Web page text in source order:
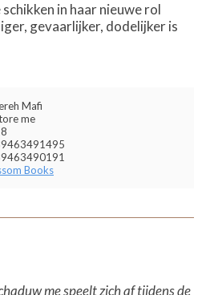
in haar nieuwe rol
gevaarlijker, dodelijker is
Mafi
me
Books
me speelt zich af tijdens de